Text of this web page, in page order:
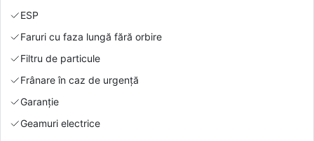
ESP
Faruri cu faza lungă fără orbire
Filtru de particule
Frânare în caz de urgență
Garanție
Geamuri electrice